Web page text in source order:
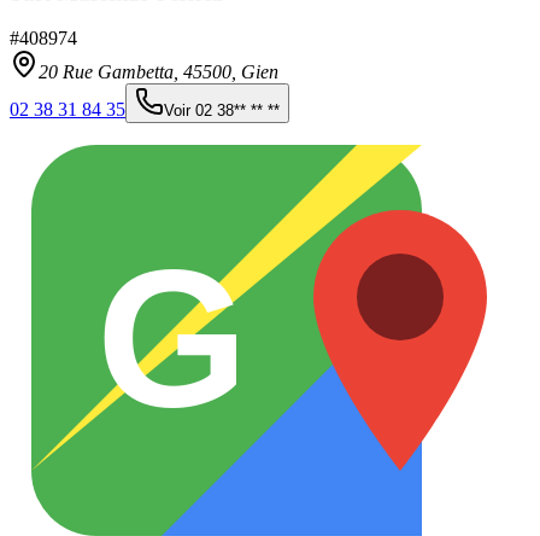
#408974
20 Rue Gambetta, 45500 Gien
02 38 31 84 35
Voir 02 38** ** **
G